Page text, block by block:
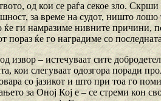
од кои се раѓа секое зло.
за време на судот, ништо лошо
ќе ги намразиме нивните причини,
ќе го наградиме со
– истечуваат сите
кои слегуваат одозгора поради
со јазикот и што при тоа го
за Оној Кој е – се стреми кон